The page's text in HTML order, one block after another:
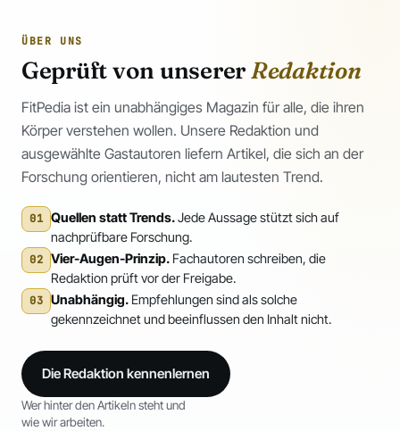
ÜBER UNS
Geprüft von unsererRedaktion
FitPedia ist ein unabhängiges Magazin für alle, die ihren
Körper verstehen wollen. Unsere Redaktion und
ausgewählte Gastautoren liefern Artikel, die sich an der
Forschung orientieren, nicht am lautesten Trend.
01 Quellen statt Trends.Jede Aussage stützt sich auf
nachprüfbare Forschung.
02 Vier-Augen-Prinzip. Fachautoren schreiben, die
Redaktion prüft vor der Freigabe.
03 Unabhängig. Empfehlungen sind als solche
gekennzeichnet und beeinflussen den Inhalt nicht.
Die Redaktion kennenlernen
Wer hinter den Artikeln steht und
wie wir arbeiten.